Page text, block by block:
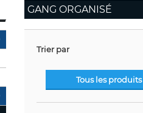
GANG ORGANISÉ
Trier par
Tous les produits